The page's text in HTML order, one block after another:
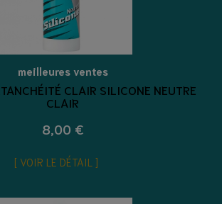
meilleures ventes
CLAIR SILICONE NEUTRE
CLAIR
8,00 €
VOIR LE DÉTAIL